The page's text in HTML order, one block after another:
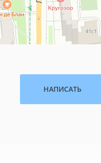
НАПИСАТЬ